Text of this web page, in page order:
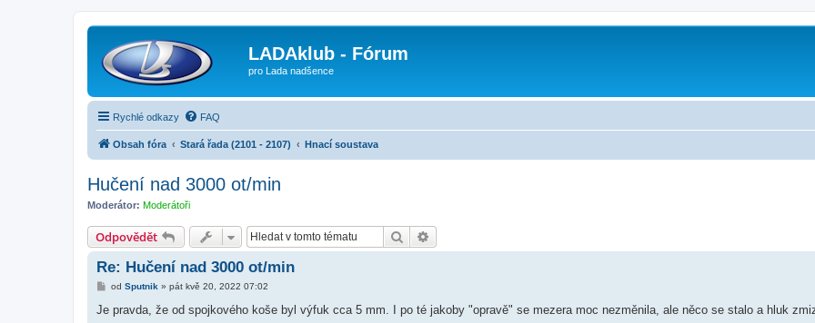
LADAklub - Fórum
pro Lada nadšence
Rychlé odkazy FAQ
Obsah fóra Stará řada (2101 - 2107) Hnací soustava
Hučení nad 3000 ot/min
Moderátor: Moderátoři
Odpovědět Hledat
Re: Hučení nad 3000 ot/min
P
í
od Sputnik » pát kvě 20, 2022 07:02
Je pravda, že od spojkového koše byl výfuk cca 5 mm. I po té jakoby "opravě" se mezera moc nezměnila, ale něco se stalo a hluk